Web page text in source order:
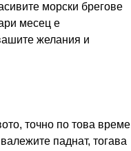
морски брегове
месец е
желания и
точно по това време
паднат, тогава